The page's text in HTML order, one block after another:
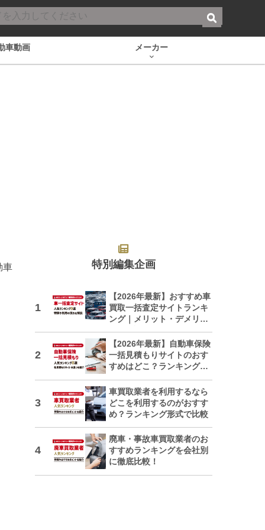
車動画 メーカー
車 特別編集企画
【2026年最新】おすすめ車
買取一括査定サイトランキ
ング｜メリット・デメリッ
トも解説
【2026年最新】自動車保険
一括見積もりサイトのおす
すめはどこ？ランキングで
車買取業者を利用するなら
どこを利用するのがおすす
め？ランキング形式で比較
廃車・事故車買取業者のお
すすめランキングを会社別
に徹底比較！